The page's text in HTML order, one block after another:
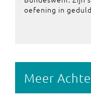
oefening in
Meer